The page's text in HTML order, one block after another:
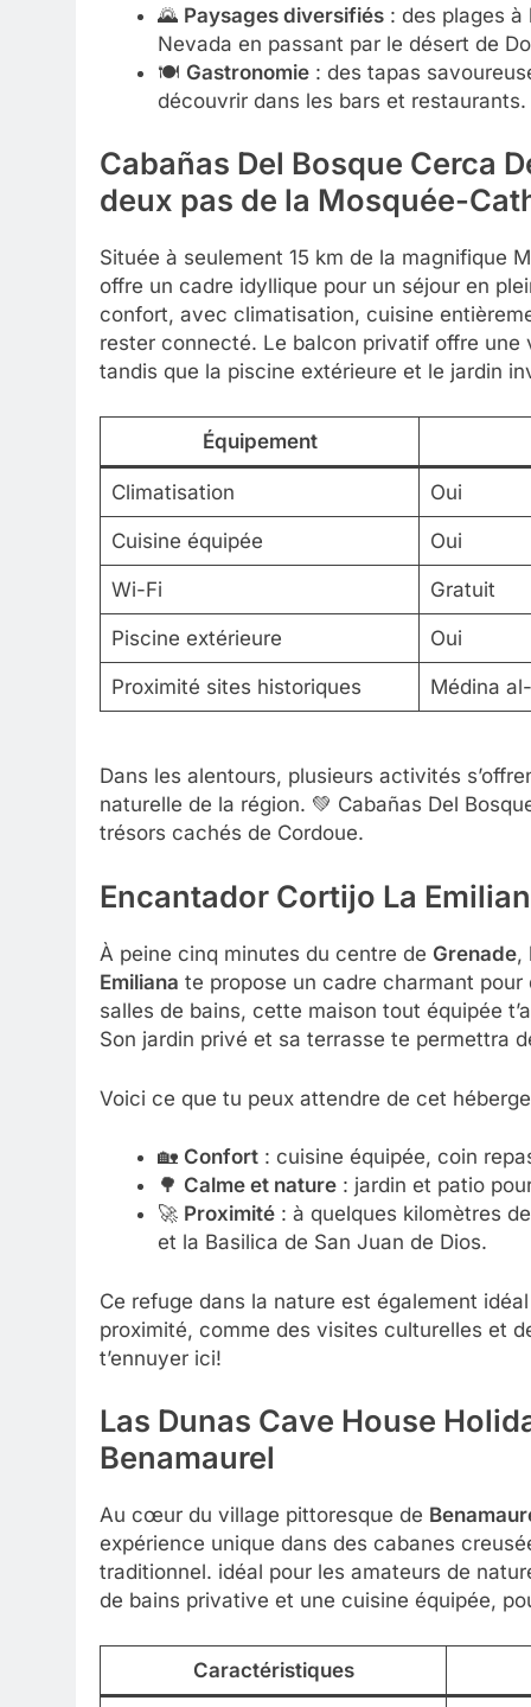
🌄 Paysages diversifiés: des plages à
Nevada en passant par le désert de
🍽️ Gastronomie: des tapas
découvrir dans les bars et restaurants.
Cabañas Del Bosque Cerca
deux pas de la Mosquée-
Située à seulement 15 km de la magnifique
offre un cadre idyllique pour un séjour en
confort, avec climatisation, cuisine
rester connecté. Le balcon privatif offre une
tandis que la piscine extérieure et le jardin
Équipement
Climatisation Oui
Cuisine équipée Oui
Wi-Fi Gratuit
Piscine extérieure Oui
Proximité sites historiques Médina
Dans les alentours, plusieurs activités
naturelle de la région. 💚 Cabañas Del
trésors cachés de Cordoue.
Encantador Cortijo La
À peine cinq minutes du centre de Grenade,
Emiliana te propose un cadre charmant
salles de bains, cette maison tout équipée
Son jardin privé et sa terrasse te permettra
Voici ce que tu peux attendre de cet
🏡 Confort: cuisine équipée, coin
🌳 Calme et nature: jardin et patio
🚀 Proximité: à quelques kilomètres
et la Basilica de San Juan de Dios.
Ce refuge dans la nature est également
proximité, comme des visites culturelles et
t’ennuyer ici!
Las Dunas Cave House
Benamaurel
Au cœur du village pittoresque de
expérience unique dans des cabanes
traditionnel. idéal pour les amateurs de
de bains privative et une cuisine équipée,
Caractéristiques